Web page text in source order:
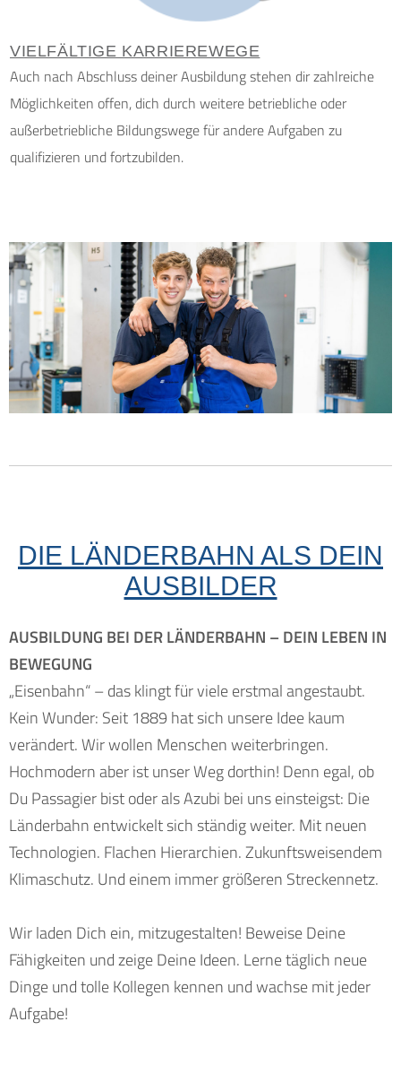
VIELFÄLTIGE KARRIEREWEGE
Auch nach Abschluss deiner Ausbildung stehen dir zahlreiche
Möglichkeiten offen, dich durch weitere betriebliche oder
außerbetriebliche Bildungswege für andere Aufgaben zu
qualifizieren und fortzubilden.
DIE LÄNDERBAHN ALS DEIN
AUSBILDER
AUSBILDUNG BEI DER LÄNDERBAHN – DEIN LEBEN IN
BEWEGUNG
„Eisenbahn“ – das klingt für viele erstmal angestaubt.
Kein Wunder: Seit 1889 hat sich unsere Idee kaum
verändert. Wir wollen Menschen weiterbringen.
Hochmodern aber ist unser Weg dorthin! Denn egal, ob
Du Passagier bist oder als Azubi bei uns einsteigst: Die
Länderbahn entwickelt sich ständig weiter. Mit neuen
Technologien. Flachen Hierarchien. Zukunftsweisendem
Klimaschutz. Und einem immer größeren Streckennetz.
Wir laden Dich ein, mitzugestalten! Beweise Deine
Fähigkeiten und zeige Deine Ideen. Lerne täglich neue
Dinge und tolle Kollegen kennen und wachse mit jeder
Aufgabe!